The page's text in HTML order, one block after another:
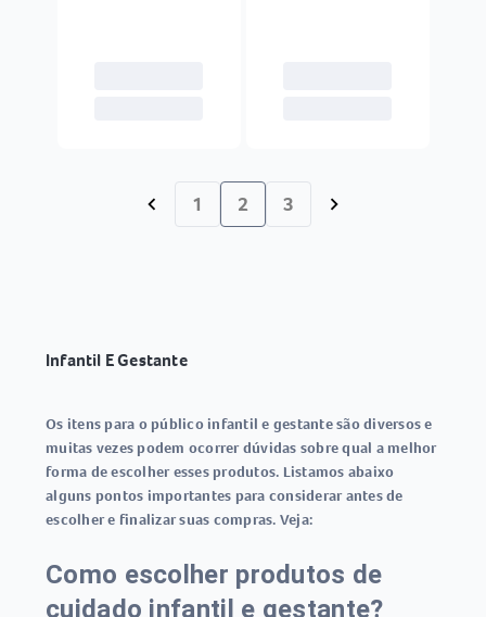
chevron_left 1 2 3 chevron_right
Infantil E Gestante
Os itens para o público infantil e gestante são diversos e
muitas vezes podem ocorrer dúvidas sobre qual a melhor
forma de escolher esses produtos. Listamos abaixo
alguns pontos importantes para considerar antes de
escolher e finalizar suas compras. Veja:
Como escolher produtos de
cuidado infantil e gestante?